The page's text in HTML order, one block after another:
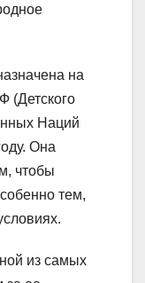
на
(Детского
Наций
Она
чтобы
тем,
из самых